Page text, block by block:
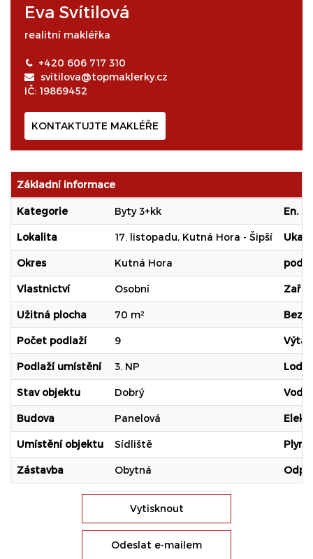
Eva Svítilová
realitní makléřka
+420 606 717 310
svitilova@topmaklerky.cz
IČ: 19869452
KONTAKTUJTE MAKLÉŘE
Základní informace
Kategorie Byty 3+kk En.
Lokalita 17. listopadu, Kutná Hora - Šipší
Okres Kutná Hora
Vlastnictví Osobní
Užitná plocha 70 m²
Počet podlaží 9 Výtah
Podlaží umístění 3. NP
Stav objektu Dobrý Voda
Budova Panelová
Umístění objektu Sídliště Plyn
Zástavba Obytná
Vytisknout
Odeslat e-mailem